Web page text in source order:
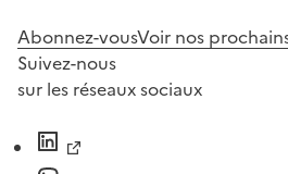
Abonnez-vousVoir nos
Suivez-nous
sur les réseaux sociaux